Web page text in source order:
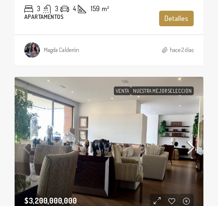
3 3 4 159 m²
APARTAMENTOS Detalles
Magda Calderón hace 2 días
VENTA NUESTRA MEJOR SELECCIÓN
$3,200,000,000